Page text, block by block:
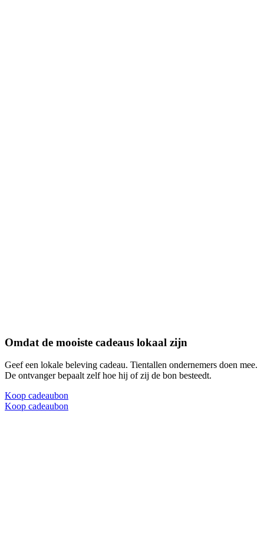
Omdat de mooiste cadeaus lokaal zijn
Geef een lokale beleving cadeau. Tientallen ondernemers doen mee.
De ontvanger bepaalt zelf hoe hij of zij de bon besteedt.
Koop cadeaubon
Koop cadeaubon